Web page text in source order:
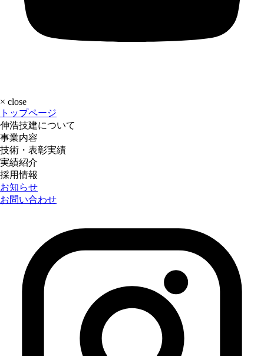
× close
トップページ
伸浩技建について
事業内容
技術・表彰実績
実績紹介
採用情報
お知らせ
お問い合わせ